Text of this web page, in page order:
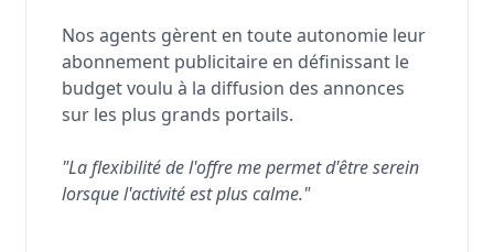
Nos agents gèrent en toute autonomie leur
abonnement publicitaire en définissant le
budget voulu à la diffusion des annonces
sur les plus grands portails.
"La flexibilité de l'offre me permet d'être serein
lorsque l'activité est plus calme."